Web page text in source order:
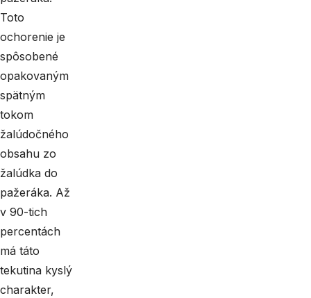
Toto
ochorenie je
spôsobené
opakovaným
spätným
tokom
žalúdočného
obsahu zo
žalúdka do
pažeráka. Až
v 90-tich
percentách
má táto
tekutina kyslý
charakter,